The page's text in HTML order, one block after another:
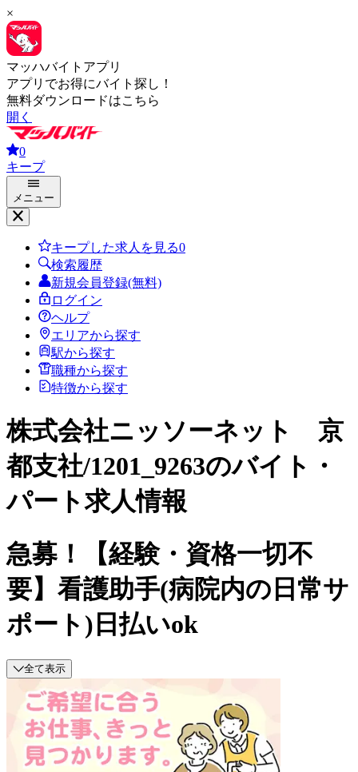
×
マッハバイトアプリ
アプリでお得にバイト探し！
無料ダウンロードはこちら
開く
0
キープ
メニュー
キープした求人を見る0
検索履歴
新規会員登録(無料)
ログイン
ヘルプ
エリアから探す
駅から探す
職種から探す
特徴から探す
株式会社ニッソーネット 京
都支社/1201_9263のバイト・
パート求人情報
急募！【経験・資格一切不
要】看護助手(病院内の日常サ
ポート)日払いok
全て表示